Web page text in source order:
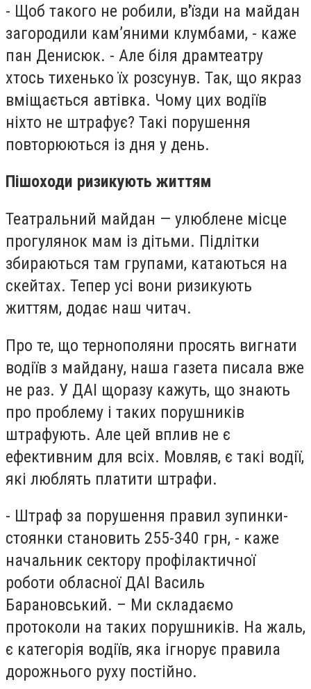
- Щоб такого не робили, в'їзди на майдан
загородили кам’яними клумбами, - каже
пан Денисюк. - Але біля драмтеатру
хтось тихенько їх розсунув. Так, що якраз
вміщається автівка. Чому цих водіїв
ніхто не штрафує? Такі порушення
повторюються із дня у день.
Пішоходи ризикують життям
Театральний майдан — улюблене місце
прогулянок мам із дітьми. Підлітки
збираються там групами, катаються на
скейтах. Тепер усі вони ризикують
життям, додає наш читач.
Про те, що тернополяни просять вигнати
водіїв з майдану, наша газета писала вже
не раз. У ДАІ щоразу кажуть, що знають
про проблему і таких порушників
штрафують. Але цей вплив не є
ефективним для всіх. Мовляв, є такі водії,
які люблять платити штрафи.
- Штраф за порушення правил зупинки-
стоянки становить 255-340 грн, - каже
начальник сектору профілактичної
роботи обласної ДАІ Василь
Барановський. – Ми складаємо
протоколи на таких порушників. На жаль,
є категорія водіїв, яка ігнорує правила
дорожнього руху постійно.